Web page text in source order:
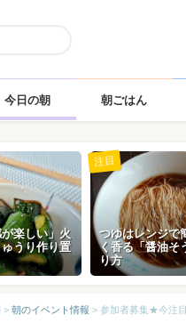
今日の朝 朝ごはん
が楽しい」火
うり作り置
つゆはレンジで
く香る「醤油そ
り方
注目
> 朝のイベント情報 > 参加者募集★今注